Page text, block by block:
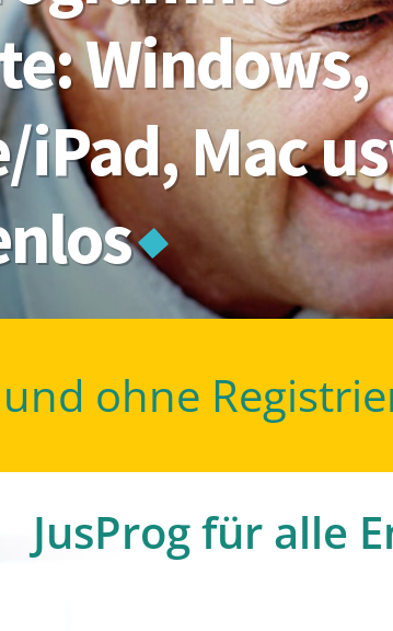
Mac
Windows,
ohne
JusProg für alle